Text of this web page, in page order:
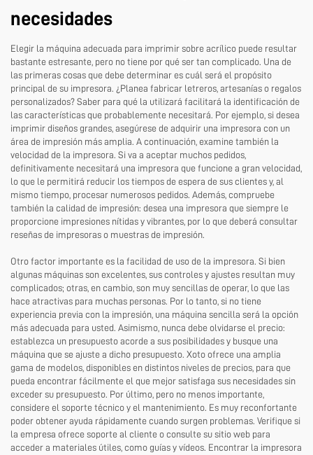
necesidades
Elegir la máquina adecuada para imprimir sobre acrílico puede resultar
bastante estresante, pero no tiene por qué ser tan complicado. Una de
las primeras cosas que debe determinar es cuál será el propósito
principal de su impresora. ¿Planea fabricar letreros, artesanías o regalos
personalizados? Saber para qué la utilizará facilitará la identificación de
las características que probablemente necesitará. Por ejemplo, si desea
imprimir diseños grandes, asegúrese de adquirir una impresora con un
área de impresión más amplia. A continuación, examine también la
velocidad de la impresora. Si va a aceptar muchos pedidos,
definitivamente necesitará una impresora que funcione a gran velocidad,
lo que le permitirá reducir los tiempos de espera de sus clientes y, al
mismo tiempo, procesar numerosos pedidos. Además, compruebe
también la calidad de impresión: desea una impresora que siempre le
proporcione impresiones nítidas y vibrantes, por lo que deberá consultar
reseñas de impresoras o muestras de impresión.
Otro factor importante es la facilidad de uso de la impresora. Si bien
algunas máquinas son excelentes, sus controles y ajustes resultan muy
complicados; otras, en cambio, son muy sencillas de operar, lo que las
hace atractivas para muchas personas. Por lo tanto, si no tiene
experiencia previa con la impresión, una máquina sencilla será la opción
más adecuada para usted. Asimismo, nunca debe olvidarse el precio:
establezca un presupuesto acorde a sus posibilidades y busque una
máquina que se ajuste a dicho presupuesto. Xoto ofrece una amplia
gama de modelos, disponibles en distintos niveles de precios, para que
pueda encontrar fácilmente el que mejor satisfaga sus necesidades sin
exceder su presupuesto. Por último, pero no menos importante,
considere el soporte técnico y el mantenimiento. Es muy reconfortante
poder obtener ayuda rápidamente cuando surgen problemas. Verifique si
la empresa ofrece soporte al cliente o consulte su sitio web para
acceder a materiales útiles, como guías y vídeos. Encontrar la impresora